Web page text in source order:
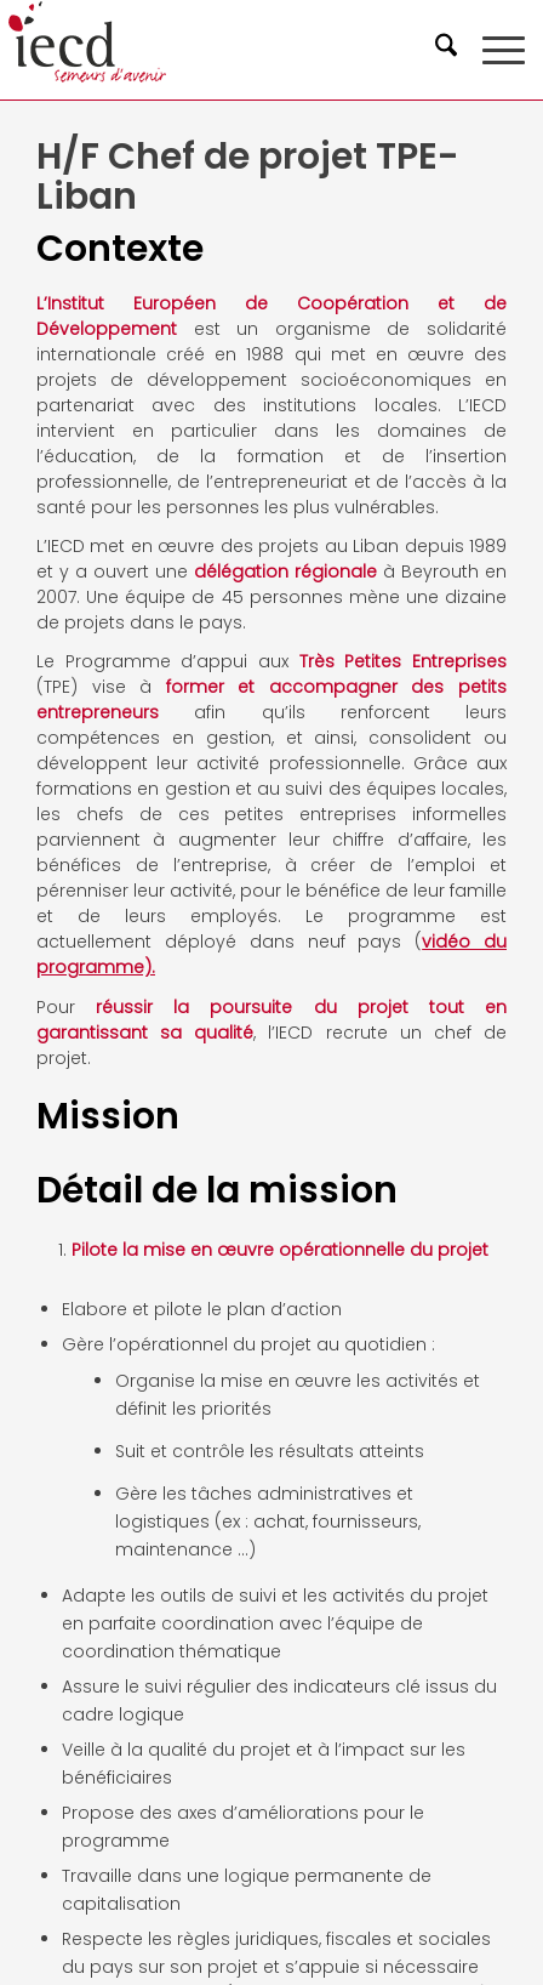
H/F Chef de projet TPE-
Liban
Contexte
L’Institut Européen de Coopération et de
Développement est un organisme de solidarité
internationale créé en 1988 qui met en œuvre des
projets de développement socioéconomiques en
partenariat avec des institutions locales. L’IECD
intervient en particulier dans les domaines de
l’éducation, de la formation et de l’insertion
professionnelle, de l’entrepreneuriat et de l’accès à la
santé pour les personnes les plus vulnérables.
L’IECD met en œuvre des projets au Liban depuis 1989
et y a ouvert une délégation régionale à Beyrouth en
2007. Une équipe de 45 personnes mène une dizaine
de projets dans le pays.
Le Programme d’appui aux Très Petites Entreprises
(TPE) vise à former et accompagner des petits
entrepreneurs afin qu’ils renforcent leurs
compétences en gestion, et ainsi, consolident ou
développent leur activité professionnelle. Grâce aux
formations en gestion et au suivi des équipes locales,
les chefs de ces petites entreprises informelles
parviennent à augmenter leur chiffre d’affaire, les
bénéfices de l’entreprise, à créer de l’emploi et
pérenniser leur activité, pour le bénéfice de leur famille
et de leurs employés. Le programme est
actuellement déployé dans neuf pays (vidéo du
programme).
Pour réussir la poursuite du projet tout en
garantissant sa qualité, l’IECD recrute un chef de
projet.
Mission
Détail de la mission
Pilote la mise en œuvre opérationnelle du projet
Elabore et pilote le plan d’action
Gère l’opérationnel du projet au quotidien :
Organise la mise en œuvre les activités et
définit les priorités
Suit et contrôle les résultats atteints
Gère les tâches administratives et
logistiques (ex : achat, fournisseurs,
maintenance …)
Adapte les outils de suivi et les activités du projet
en parfaite coordination avec l’équipe de
coordination thématique
Assure le suivi régulier des indicateurs clé issus du
cadre logique
Veille à la qualité du projet et à l’impact sur les
bénéficiaires
Propose des axes d’améliorations pour le
programme
Travaille dans une logique permanente de
capitalisation
Respecte les règles juridiques, fiscales et sociales
du pays sur son projet et s’appuie si nécessaire